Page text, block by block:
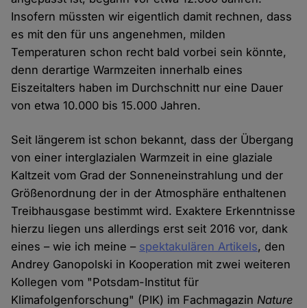
Insofern müssten wir eigentlich damit rechnen, dass
es mit den für uns angenehmen, milden
Temperaturen schon recht bald vorbei sein könnte,
denn derartige Warmzeiten innerhalb eines
Eiszeitalters haben im Durchschnitt nur eine Dauer
von etwa 10.000 bis 15.000 Jahren.
Seit längerem ist schon bekannt, dass der Übergang
von einer interglazialen Warmzeit in eine glaziale
Kaltzeit vom Grad der Sonneneinstrahlung und der
Größenordnung der in der Atmosphäre enthaltenen
Treibhausgase bestimmt wird. Exaktere Erkenntnisse
hierzu liegen uns allerdings erst seit 2016 vor, dank
eines – wie ich meine – spektakulären Artikels, den
Andrey Ganopolski in Kooperation mit zwei weiteren
Kollegen vom "Potsdam-Institut für
Klimafolgenforschung" (PIK) im FachmagazinNature